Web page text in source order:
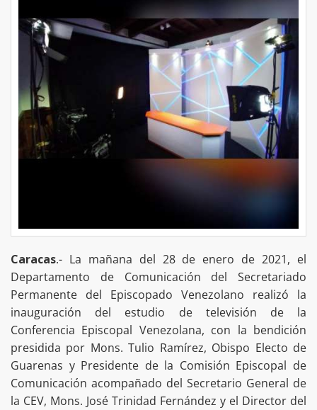
Caracas.- La mañana del 28 de enero de 2021, el
Departamento de Comunicación del Secretariado
Permanente del Episcopado Venezolano realizó la
inauguración del estudio de televisión de la
Conferencia Episcopal Venezolana, con la bendición
presidida por Mons. Tulio Ramírez, Obispo Electo de
Guarenas y Presidente de la Comisión Episcopal de
Comunicación acompañado del Secretario General de
la CEV, Mons. José Trinidad Fernández y el Director del